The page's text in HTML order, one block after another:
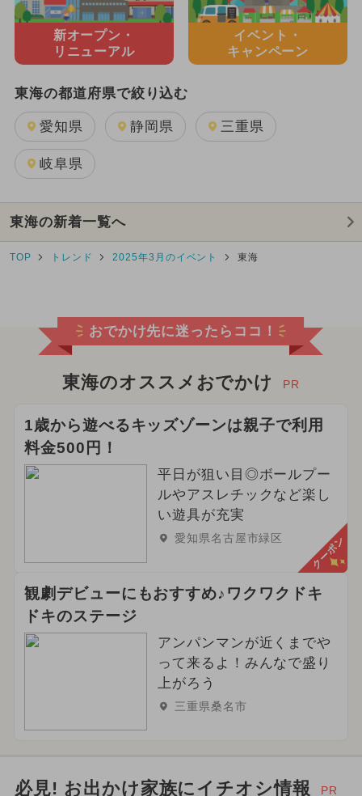
新オープン・
リニューアル
イベント・
キャンペーン
東海の都道府県で絞り込む
愛知県 静岡県 三重県
岐阜県
東海の新着一覧へ
TOP トレンド 2025年3月のイベント 東海
おでかけ先に迷ったらココ！
東海のオススメおでかけ PR
1歳から遊べるキッズゾーンは親子で利用
料金500円！
平日が狙い目◎ボールプー
ルやアスレチックなど楽し
い遊具が充実
愛知県名古屋市緑区 クーポン
観劇デビューにもおすすめ♪ワクワクドキ
ドキのステージ
アンパンマンが近くまでや
って来るよ！みんなで盛り
上がろう
三重県桑名市
必見! お出かけ家族にイチオシ情報 PR